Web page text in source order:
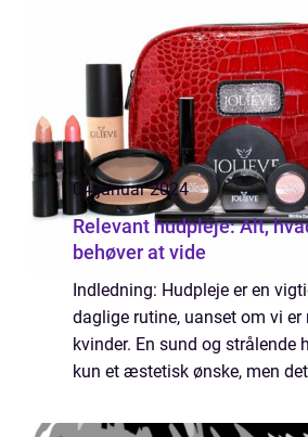
04 januar 2024
Relevant hudpleje: Alt,
behøver at vide
Indledning: Hudpleje er en
daglige rutine, uanset om vi
kvinder. En sund og strålende
kun et æstetisk ønske, men
tage sig af vores hud kræver